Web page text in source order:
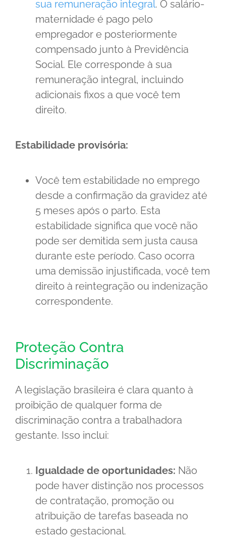
sua remuneração integral. O salário-
maternidade é pago pelo
empregador e posteriormente
compensado junto à Previdência
Social. Ele corresponde à sua
remuneração integral, incluindo
adicionais fixos a que você tem
direito.
Estabilidade provisória:
Você tem estabilidade no emprego
desde a confirmação da gravidez até
5 meses após o parto. Esta
estabilidade significa que você não
pode ser demitida sem justa causa
durante este período. Caso ocorra
uma demissão injustificada, você tem
direito à reintegração ou indenização
correspondente.
Proteção Contra
Discriminação
A legislação brasileira é clara quanto à
proibição de qualquer forma de
discriminação contra a trabalhadora
gestante. Isso inclui:
Igualdade de oportunidades: Não
pode haver distinção nos processos
de contratação, promoção ou
atribuição de tarefas baseada no
estado gestacional.